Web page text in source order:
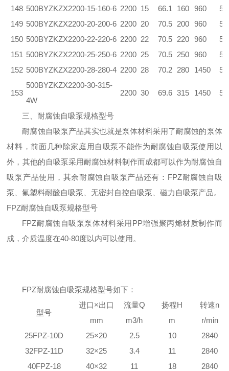
148 500BYZKZX2200-15-160-6 2200 15 66.1 160 960
5.0
149 500BYZKZX2200-20-200-6 2200 20 70.5 200 960
5.0
150 500BYZKZX2200-22-220-6 2200 22 70.5 220 960
5.0
151 500BYZKZX2200-25-250-6 2200 25 70.5 250 960
5.0
152 500BYZKZX2200-28-280-4 2200 28 70.2 280 1450 5.0
153
500BYZKZX2200-30-315-
4W
2200 30 69.6 315 1450 5.0
三、耐腐蚀自吸泵规格型号
耐腐蚀自吸泵产品其实也就是泵体材料采用了耐腐蚀的泵体
材料，前面几种除家庭用自吸泵不能作为耐腐蚀自吸泵使用以
外，其他的自吸泵采用耐腐蚀材料制作而成都可以作为耐腐蚀自
吸泵产品使用，其余耐腐蚀自吸泵产品还有：FPZ耐腐蚀自吸
泵、氟塑料耐酸自吸泵、无密封自控自吸泵、磁力自吸泵产品。
FPZ耐腐蚀自吸泵规格型号
FPZ耐腐蚀自吸泵泵体材料采用PP增强聚丙烯材质制作而
成，介质温度在40-80度以内可以使用。
FPZ耐腐蚀自吸泵规格型号如下：
型号
进口×出口
mm
流量Q
m3/h
扬程H
m
转速n
r/min
25FPZ-10D
25×20 2.5 10
2840
32FPZ-11D
32×25 3.4 11
2840
40FPZ-18
40×32 11 18
2840